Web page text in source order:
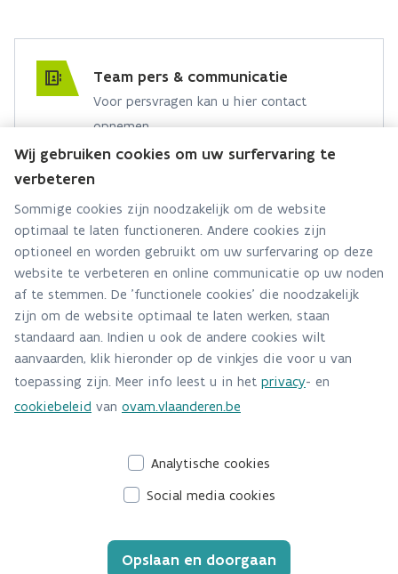
Team pers & communicatie
Voor persvragen kan u hier contact
opnemen.
Hebt u een persvraag? Stel ze hier:
Via contact formulier
Alle contactgegevens
Adres
Stationsstraat 110
2800 Mechelen
Route en bereikbaarheid
Telefoon
015284140
Wij gebruiken cookies om uw surfervaring te
verbeteren
Sommige cookies zijn noodzakelijk om de website
optimaal te laten functioneren. Andere cookies zijn
optioneel en worden gebruikt om uw surfervaring op deze
website te verbeteren en online communicatie op uw noden
af te stemmen. De 'functionele cookies' die noodzakelijk
zijn om de website optimaal te laten werken, staan
standaard aan. Indien u ook de andere cookies wilt
aanvaarden, klik hieronder op de vinkjes die voor u van
toepassing zijn. Meer info leest u in het privacy- en
cookiebeleid van ovam.vlaanderen.be
Analytische cookies
Social media cookies
Opslaan en doorgaan